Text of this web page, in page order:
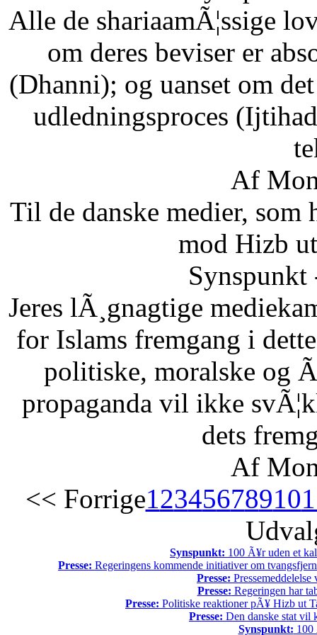
Alle de shariaamÃ¦ssige
om deres beviser er
(Dhanni); og uanset om
udledningsproces
Af
Til de danske medier, som
mod Hizb
Synspunkt
Jeres lÃ¸gnagtige
for Islams fremgang i
politiske, moralske og
propaganda vil ikke
dets
Af
<< Forrige12345678910
Synspunkt: 100 Ã¥r uden et
Presse: Regeringens kommende initiativer om
Presse:
Presse: Regeringen har
Presse: Politiske reaktioner pÃ¥ Hizb ut
Presse: Den danske stat vil
Synspunkt: 100